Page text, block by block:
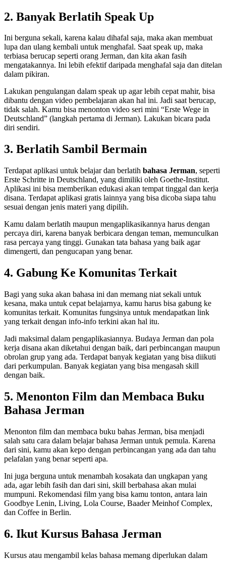
2. Banyak Berlatih Speak Up
Ini berguna sekali, karena kalau dihafal saja, maka akan membuat
lupa dan ulang kembali untuk menghafal. Saat speak up, maka
terbiasa berucap seperti orang Jerman, dan kita akan fasih
mengatakannya. Ini lebih efektif daripada menghafal saja dan ditelan
dalam pikiran.
Lakukan pengulangan dalam speak up agar lebih cepat mahir, bisa
dibantu dengan video pembelajaran akan hal ini. Jadi saat berucap,
tidak salah. Kamu bisa menonton video seri mini “Erste Wege in
Deutschland” (langkah pertama di Jerman). Lakukan bicara pada
diri sendiri.
3. Berlatih Sambil Bermain
Terdapat aplikasi untuk belajar dan berlatih bahasa Jerman, seperti
Erste Schritte in Deutschland, yang dimiliki oleh Goethe-Institut.
Aplikasi ini bisa memberikan edukasi akan tempat tinggal dan kerja
disana. Terdapat aplikasi gratis lainnya yang bisa dicoba siapa tahu
sesuai dengan jenis materi yang dipilih.
Kamu dalam berlatih maupun mengaplikasikannya harus dengan
percaya diri, karena banyak berbicara dengan teman, memunculkan
rasa percaya yang tinggi. Gunakan tata bahasa yang baik agar
dimengerti, dan pengucapan yang benar.
4. Gabung Ke Komunitas Terkait
Bagi yang suka akan bahasa ini dan memang niat sekali untuk
kesana, maka untuk cepat belajarnya, kamu harus bisa gabung ke
komunitas terkait. Komunitas fungsinya untuk mendapatkan link
yang terkait dengan info-info terkini akan hal itu.
Jadi maksimal dalam pengaplikasiannya. Budaya Jerman dan pola
kerja disana akan diketahui dengan baik, dari perbincangan maupun
obrolan grup yang ada. Terdapat banyak kegiatan yang bisa diikuti
dari perkumpulan. Banyak kegiatan yang bisa mengasah skill
dengan baik.
5. Menonton Film dan Membaca Buku
Bahasa Jerman
Menonton film dan membaca buku bahas Jerman, bisa menjadi
salah satu cara dalam belajar bahasa Jerman untuk pemula. Karena
dari sini, kamu akan kepo dengan perbincangan yang ada dan tahu
pelafalan yang benar seperti apa.
Ini juga berguna untuk menambah kosakata dan ungkapan yang
ada, agar lebih fasih dan dari sini, skill berbahasa akan mulai
mumpuni. Rekomendasi film yang bisa kamu tonton, antara lain
Goodbye Lenin, Living, Lola Course, Baader Meinhof Complex,
dan Coffee in Berlin.
6. Ikut Kursus Bahasa Jerman
Kursus atau mengambil kelas bahasa memang diperlukan dalam